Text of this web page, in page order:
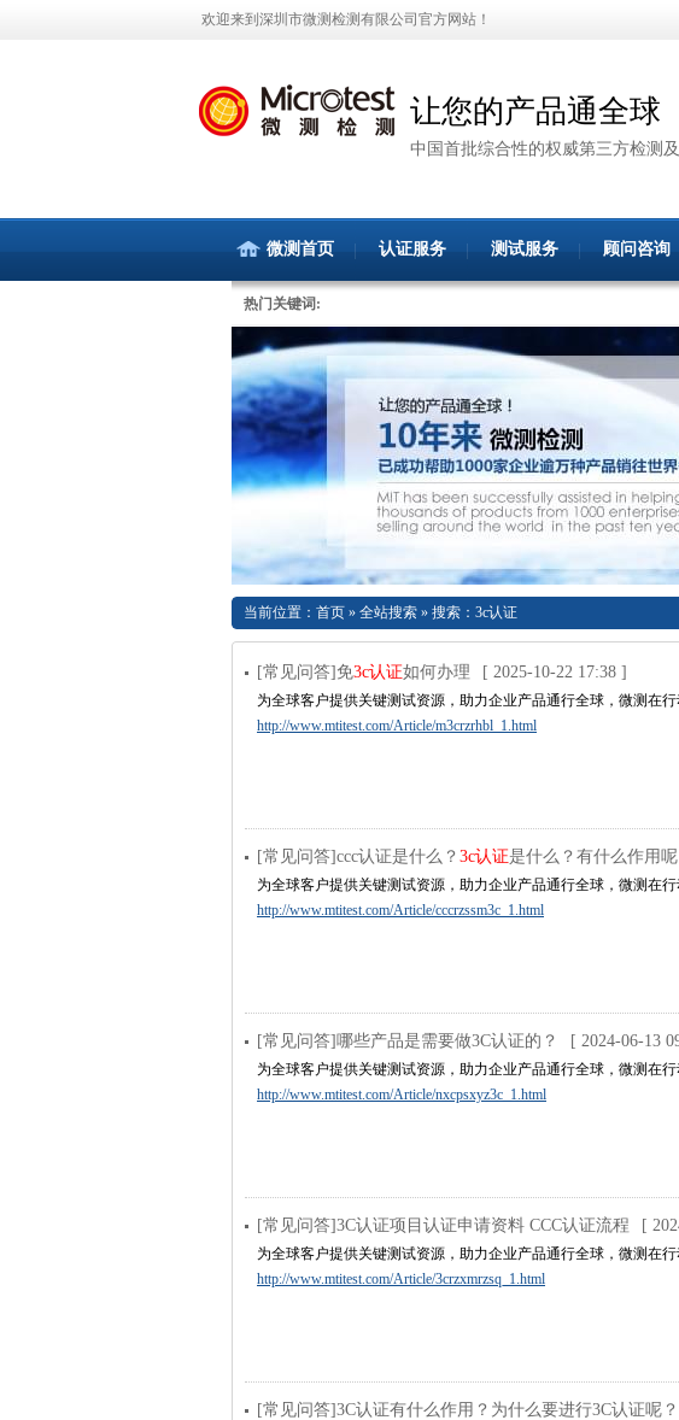
欢迎来到深圳市微测检测有限公司官方网站！
让您的产品通全球
中国首批综合性的权威第三方检测
微测首页 认证服务 测试服务 顾问咨询
热门关键词:
当前位置： 首页 » 全站搜索 » 搜索：3c认证
[常见问答]免3c认证如何办理 [ 2025-10-22 17:38 ]
为全球客户提供关键测试资源，助力企业产品通行全球，微测在行
http://www.mtitest.com/Article/m3crzrhbl_1.html
[常见问答]ccc认证是什么？ 3c认证是什么？有什么作用呢
为全球客户提供关键测试资源，助力企业产品通行全球，微测在行
http://www.mtitest.com/Article/cccrzssm3c_1.html
[常见问答]哪些产品是需要做3C认证的？ [ 2024-06-13
为全球客户提供关键测试资源，助力企业产品通行全球，微测在行
http://www.mtitest.com/Article/nxcpsxyz3c_1.html
[常见问答]3C认证项目认证申请资料 CCC认证流程 [
为全球客户提供关键测试资源，助力企业产品通行全球，微测在行
http://www.mtitest.com/Article/3crzxmrzsq_1.html
[常见问答]3C认证有什么作用？为什么要进行3C认证呢？